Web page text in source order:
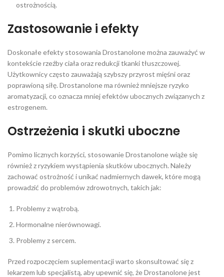
ostrożnością.
Zastosowanie i efekty
Doskonałe efekty stosowania Drostanolone można zauważyć w
kontekście rzeźby ciała oraz redukcji tkanki tłuszczowej.
Użytkownicy często zauważają szybszy przyrost mięśni oraz
poprawioną siłę. Drostanolone ma również mniejsze ryzyko
aromatyzacji, co oznacza mniej efektów ubocznych związanych z
estrogenem.
Ostrzeżenia i skutki uboczne
Pomimo licznych korzyści, stosowanie Drostanolone wiąże się
również z ryzykiem wystąpienia skutków ubocznych. Należy
zachować ostrożność i unikać nadmiernych dawek, które mogą
prowadzić do problemów zdrowotnych, takich jak:
Problemy z wątrobą.
Hormonalne nierównowagi.
Problemy z sercem.
Przed rozpoczęciem suplementacji warto skonsultować się z
lekarzem lub specjalistą, aby upewnić się, że Drostanolone jest